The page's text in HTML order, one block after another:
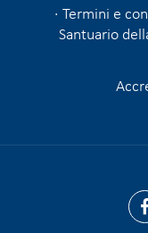
Termini e
Santuario